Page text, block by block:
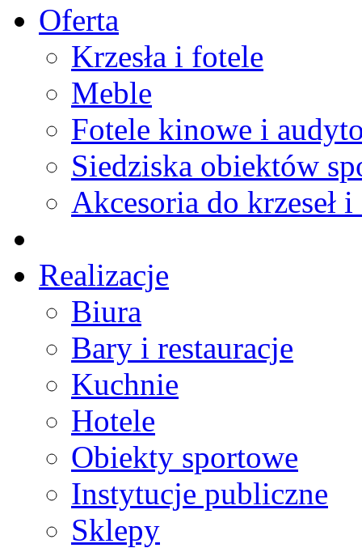
Oferta
Krzesła i fotele
Meble
Fotele kinowe i
Siedziska obiektów
Akcesoria do krzeseł
Realizacje
Biura
Bary i restauracje
Kuchnie
Hotele
Obiekty sportowe
Instytucje publiczne
Sklepy